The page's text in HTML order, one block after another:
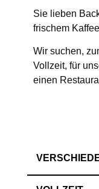
Sie lieben
frischem
Wir suchen,
Vollzeit, für
einen